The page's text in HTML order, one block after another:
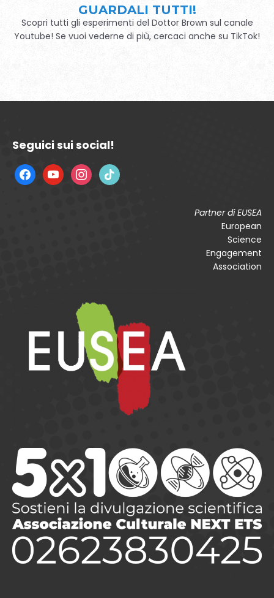
GUARDALI TUTTI!
Scopri tutti gli esperimenti del Dottor Brown sul canale
Youtube! Se vuoi vederne di più, cercaci anche su TikTok!
Seguici sui social!
facebookyoutubeinstagram
tiktok
Partner di EUSEA
European
Science
Engagement
Association